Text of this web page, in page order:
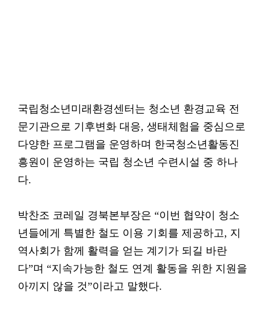
국립청소년미래환경센터는 청소년 환경교육 전
문기관으로 기후변화 대응, 생태체험을 중심으로
다양한 프로그램을 운영하며 한국청소년활동진
흥원이 운영하는 국립 청소년 수련시설 중 하나
다.
박찬조 코레일 경북본부장은 “이번 협약이 청소
년들에게 특별한 철도 이용 기회를 제공하고, 지
역사회가 함께 활력을 얻는 계기가 되길 바란
다”며 “지속가능한 철도 연계 활동을 위한 지원을
아끼지 않을 것”이라고 말했다.